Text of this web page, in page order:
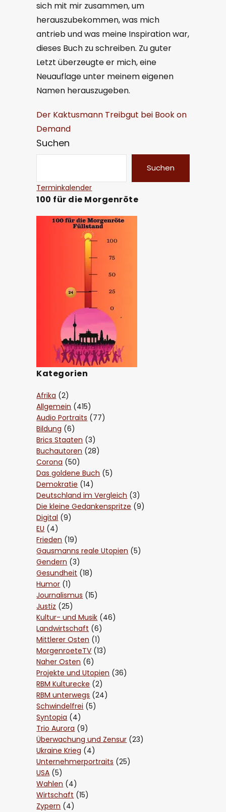
sich mit mir zusammen, um
herauszubekommen, was mich
antrieb und was meine Inspiration war,
dieses Buch zu schreiben. Zu guter
Letzt überzeugte er mich, eine
Neuauflage unter meinem eigenen
Namen herauszugeben.
Der Kaktusmann Treibgut bei Book on
Demand
Suchen
Suchen
Terminkalender
100 für die Morgenröte
Kategorien
Afrika (2)
Allgemein (415)
Audio Portraits (77)
Bildung (6)
Brics Staaten (3)
Buchautoren (28)
Corona (50)
Das goldene Buch (5)
Demokratie (14)
Deutschland im Vergleich (3)
Die kleine Gedankenspritze (9)
Digital (9)
EU (4)
Frieden (19)
Gausmanns reale Utopien (5)
Gendern (3)
Gesundheit (18)
Humor (1)
Journalismus (15)
Justiz (25)
Kultur- und Musik (46)
Landwirtschaft (6)
Mittlerer Osten (1)
MorgenroeteTV (13)
Naher Osten (6)
Projekte und Utopien (36)
RBM Kulturecke (2)
RBM unterwegs (24)
Schwindelfrei (5)
Syntopia (4)
Trio Aurora (9)
Überwachung und Zensur (23)
Ukraine Krieg (4)
Unternehmerportraits (25)
USA (5)
Wahlen (4)
Wirtschaft (15)
Zypern (4)